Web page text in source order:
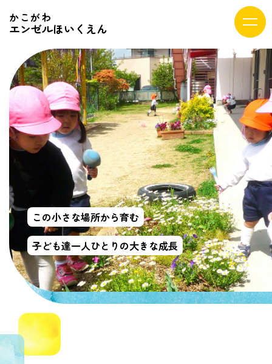
かこがわ
エンゼルほいくえん
この小さな場所から育む
子ども達一人ひとりの大きな成長